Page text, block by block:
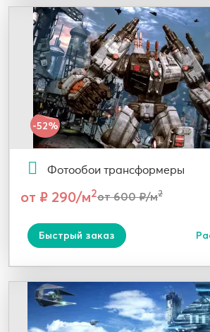
-52%
Фотообои трансформеры
от ₽ 290/м2от 600 ₽/м2
Быстрый заказ